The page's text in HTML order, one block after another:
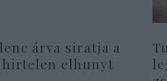
árva siratja a
hirtelen elhunyt